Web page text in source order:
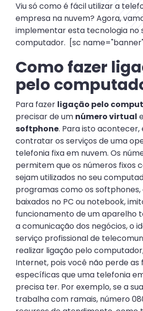
Viu só como é fácil utilizar a
empresa na nuvem? Agora,
implementar esta tecnologia no
computador. [sc
Como fazer
pelo
Para fazer ligação pelo
precisar de um número virtual
softphone. Para isto acontecer,
contratar os serviços de uma
telefonia fixa em nuvem. Os
permitem que os números fixos
sejam utilizados no seu
programas como os softphones,
baixados no PC ou notebook,
funcionamento de um aparelho
a comunicação dos negócios, o
serviço profissional de
realizar ligação pelo
Internet, pois você não perde as
específicas que uma telefonia
precisa ter. Por exemplo, se a
trabalha com ramais, número